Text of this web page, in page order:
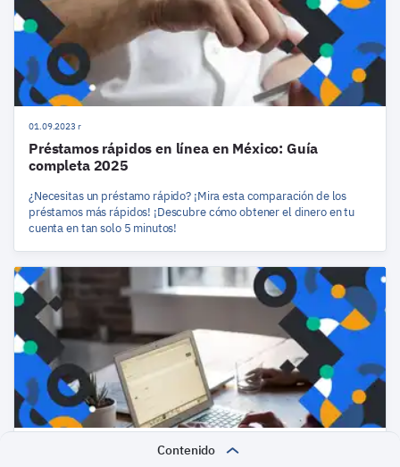
Contenido
01.09.2023 r
Préstamos rápidos en línea en México: Guía
completa 2025
¿Necesitas un préstamo rápido? ¡Mira esta comparación de los
préstamos más rápidos! ¡Descubre cómo obtener el dinero en tu
cuenta en tan solo 5 minutos!